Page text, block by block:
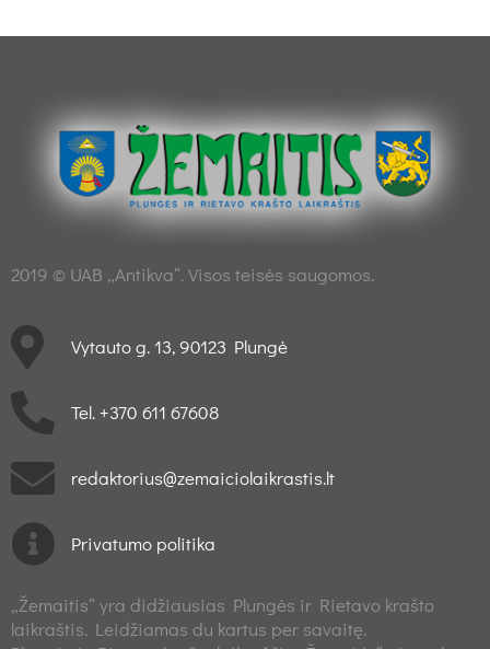
2019 © UAB „Antikva“. Visos teisės saugomos.
Vytauto g. 13, 90123 Plungė
Tel. +370 611 67608
redaktorius@zemaiciolaikrastis.lt
Privatumo politika
„Žemaitis“ yra didžiausias Plungės ir Rietavo krašto
laikraštis. Leidžiamas du kartus per savaitę.